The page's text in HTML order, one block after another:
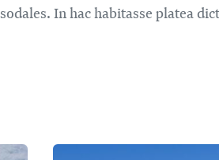
In hac habitasse platea